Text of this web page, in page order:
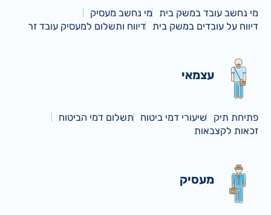
מי נחשב עובד במשק בית
מי נחשב מעסיק
דיווח על עובדים במשק בית
דיווח ותשלום למעסיק עובד זר
עצמאי
פתיחת תיק שיעורי דמי ביטוח
תשלום דמי הביטוח
זכאות לקצבאות
מעסיק